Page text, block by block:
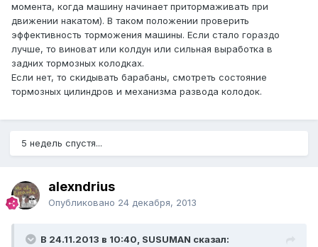
момента, когда машину начинает притормаживать при
движении накатом). В таком положении проверить
эффективность торможения машины. Если стало гораздо
лучше, то виноват или колдун или сильная выработка в
задних тормозных колодках.
Если нет, то скидывать барабаны, смотреть состояние
тормозных цилиндров и механизма развода колодок.
5 недель спустя...
alexndrius
Опубликовано 24 декабря, 2013
В 24.11.2013 в 10:40, SUSUMAN сказал: